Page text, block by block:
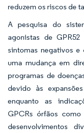
reduzem os riscos de
A pesquisa do
agonistas de
sintomas negativos e
uma mudança em
programas de
devido às
enquanto as
GPCRs órfãos
desenvolvimentos